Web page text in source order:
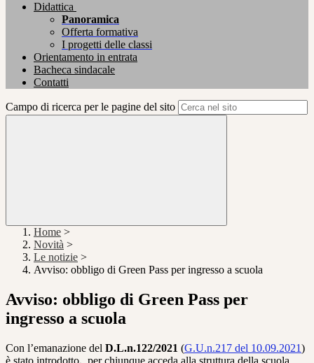
Didattica
Panoramica
Offerta formativa
I progetti delle classi
Orientamento in entrata
Bacheca sindacale
Contatti
Campo di ricerca per le pagine del sito
Home >
Novità >
Le notizie >
Avviso: obbligo di Green Pass per ingresso a scuola
Avviso: obbligo di Green Pass per
ingresso a scuola
Con l’emanazione del D.L.n.122/2021 (G.U.n.217 del 10.09.2021)